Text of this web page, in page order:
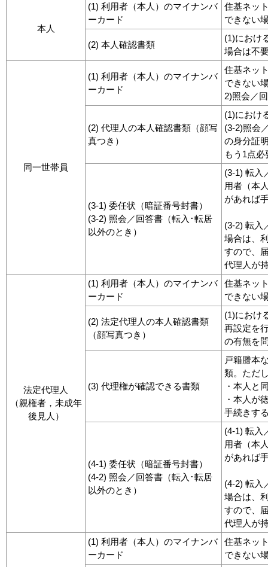
本人
(1) 利用者（本人）のマイナンバ
ーカード
住基ネッ
できない
(2) 本人確認書類
(1)におけ
場合は不
同一世帯員
(1) 利用者（本人）のマイナンバ
ーカード
住基ネッ
できない
2)照会／
(2) 代理人の本人確認書類（顔写
真つき）
(1)におけ
(3-2)照会
の身分証
もう1点必
(3-1) 委任状（暗証番号封書）
(3-2) 照会／回答書（転入･転居
以外のとき）
(3-1) 転入
用者（本
があれば
(3-2) 転入
場合は、
すので、
代理人が
法定代理人
（親権者，未成年
後見人）
(1) 利用者（本人）のマイナンバ
ーカード
住基ネッ
できない
(2) 法定代理人の本人確認書類
（顔写真つき）
(1)におけ
再設定を
の有無を
(3) 代理権が確認できる書類
戸籍謄本
類。ただ
・本人と
・本人が
手続きす
(4-1) 委任状（暗証番号封書）
(4-2) 照会／回答書（転入･転居
以外のとき）
(4-1) 転入
用者（本
があれば
(4-2) 転入
場合は、
すので、
代理人が
(1) 利用者（本人）のマイナンバ
ーカード
住基ネッ
できない